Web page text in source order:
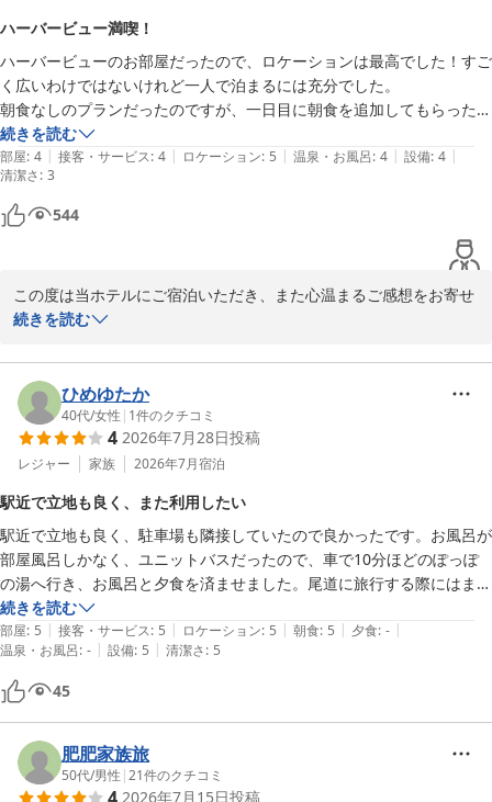
ハーバービュー満喫！
ハーバービューのお部屋だったので、ロケーションは最高でした！すご
く広いわけではないけれど一人で泊まるには充分でした。
朝食なしのプランだったのですが、一日目に朝食を追加してもらった
ら、朝食会場もハーバービューで、食後もコーヒー飲みながらまった
り。
なので、二日目外モーニングに行くつもりだったのに再度朝食を追加し
てもらってチェックアウトまで、ホテルでのんびりしました！
エレベーターホールのマッサージチェアも気持ちよかった！普段よりた
続きを読む
部屋: 4 | 接客・サービス: 4 | ロケーション: 5 | 温泉・お風呂: 4 | 設備: 4 |
清潔さ: 3
544
この度は当ホテルにご宿泊いただき、また心温まるご感想をお寄せ
くださいまして、誠にありがとうございます。
ハーバービューのお部屋からの景色をご満喫いただき、特別なお時
間をお過ごしいただけたご様子を大変嬉しく拝読いたしました。お
一人でのご滞在にお部屋の広さも快適に感じていただけたとのこ
と、何よりでございます。
をお楽しみいただけたとのお言葉は、私どもにとりましても大きな
喜びでございます。二日続けてご朝食をご利用いただき、チェック
アウトまで館内でごゆっくりお寛ぎいただけたことを、大変光栄に
存じます。
さらに、エレベーターホールのマッサージチェアにつきましてもご
満足いただけたようで安心いたしました。ご旅行中のお疲れを少し
でも癒していただけましたなら幸いでございます。
立地面につきましても便利にご利用いただけたとのこと、嬉しく存
じます。これからも景色や快適さ、そして心からお寛ぎいただける
空間づくりに努めてまいります。
続きを読む
ひめゆたか
40代/女性 | 1件のクチコミ
4 2026年7月28日投稿
レジャー 家族 2026年7月宿泊
駅近で立地も良く、また利用したい
駅近で立地も良く、駐車場も隣接していたので良かったです。お風呂が
部屋風呂しかなく、ユニットバスだったので、車で10分ほどのぽっぽ
の湯へ行き、お風呂と夕食を済ませました。尾道に旅行する際にはまた
利用したいです。
続きを読む
部屋: 5 | 接客・サービス: 5 | ロケーション: 5 | 朝食: 5 | 夕食: - |
温泉・お風呂: - | 設備: 5 | 清潔さ: 5
45
肥肥家族旅
50代/男性 |21件のクチコミ
2026年7月15日投稿